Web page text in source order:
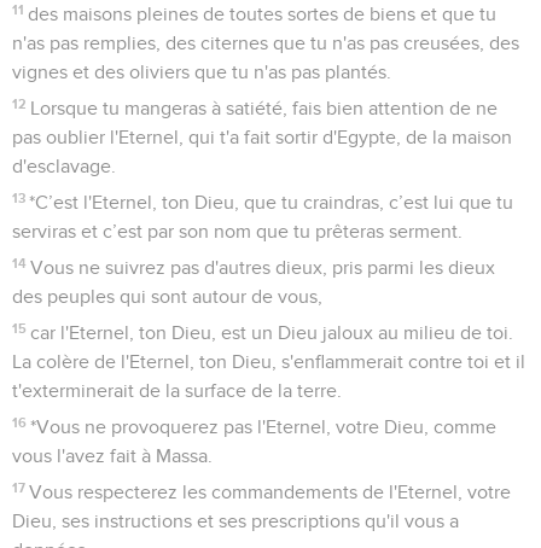
11 des maisons pleines de toutes sortes de biens et que tu
n'as pas remplies, des citernes que tu n'as pas creusées, des
vignes et des oliviers que tu n'as pas plantés.
12 Lorsque tu mangeras à satiété, fais bien attention de ne
pas oublier l'Eternel, qui t'a fait sortir d'Egypte, de la maison
d'esclavage.
13 *C’est l'Eternel, ton Dieu, que tu craindras, c’est lui que tu
serviras et c’est par son nom que tu prêteras serment.
14 Vous ne suivrez pas d'autres dieux, pris parmi les dieux
des peuples qui sont autour de vous,
15 car l'Eternel, ton Dieu, est un Dieu jaloux au milieu de toi.
La colère de l'Eternel, ton Dieu, s'enflammerait contre toi et il
t'exterminerait de la surface de la terre.
16 *Vous ne provoquerez pas l'Eternel, votre Dieu, comme
vous l'avez fait à Massa.
17 Vous respecterez les commandements de l'Eternel, votre
Dieu, ses instructions et ses prescriptions qu'il vous a